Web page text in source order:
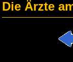
Die Ärzte